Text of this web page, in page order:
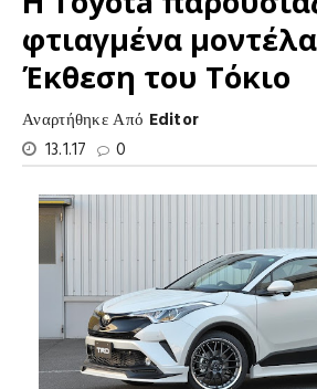
φτιαγμένα
Έκθεση του Τόκιο
Αναρτήθηκε Από Editor
13.1.17
0